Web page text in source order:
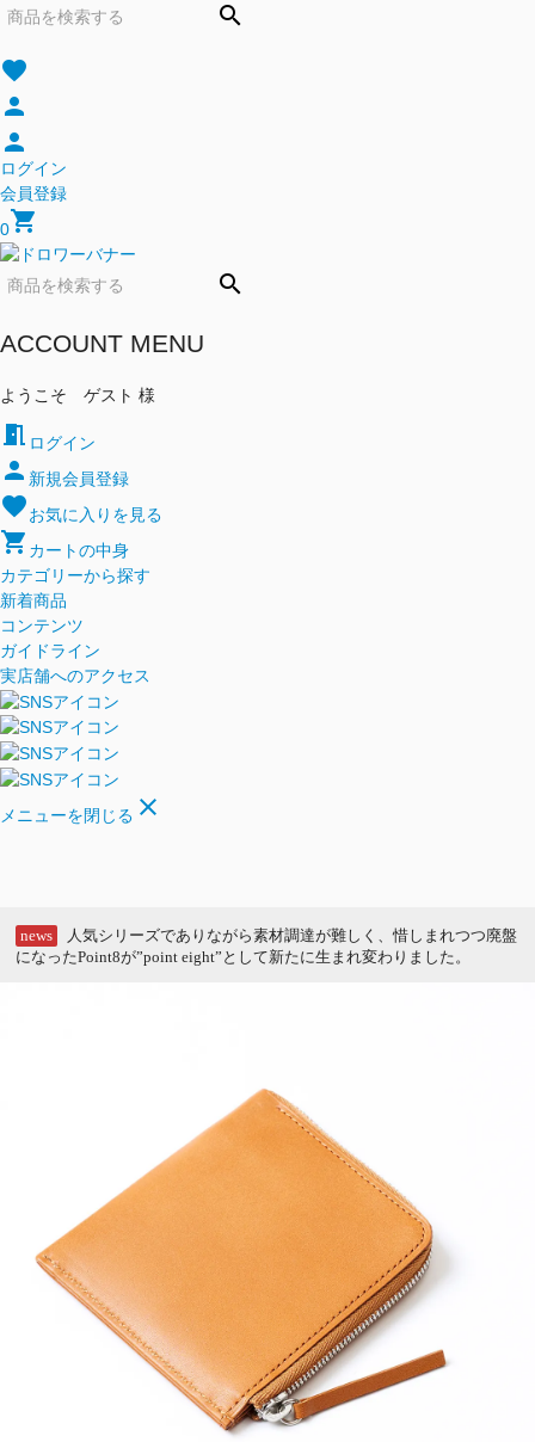
search
favorite
person
person
ログイン
会員登録
0shopping_cart
search
ACCOUNT MENU
ようこそ ゲスト 様
meeting_room ログイン
person 新規会員登録
favoriteお気に入りを見る
shopping_cart カートの中身
カテゴリーから探す
新着商品
コンテンツ
ガイドライン
実店舗へのアクセス
メニューを閉じる close
news
人気シリーズでありながら素材調達が難しく、惜しまれつつ廃盤
になったPoint8が”point eight”として新たに生まれ変わりました。